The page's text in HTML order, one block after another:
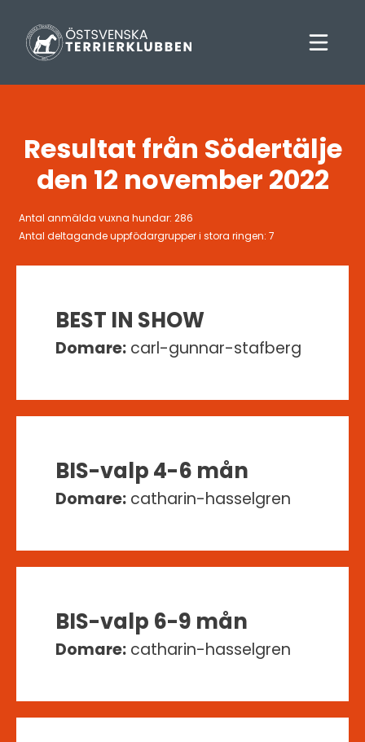
Resultat från Södertälje
den 12 november 2022
Antal anmälda vuxna hundar: 286
Antal deltagande uppfödargrupper i stora ringen: 7
BEST IN SHOW
Domare: carl-gunnar-stafberg
BIS-valp 4-6 mån
Domare: catharin-hasselgren
BIS-valp 6-9 mån
Domare: catharin-hasselgren